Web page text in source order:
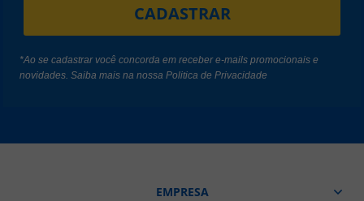
CADASTRAR
*Ao se cadastrar você concorda em receber e-mails promocionais e
novidades. Saiba mais na nossaPolitica de Privacidade
EMPRESA